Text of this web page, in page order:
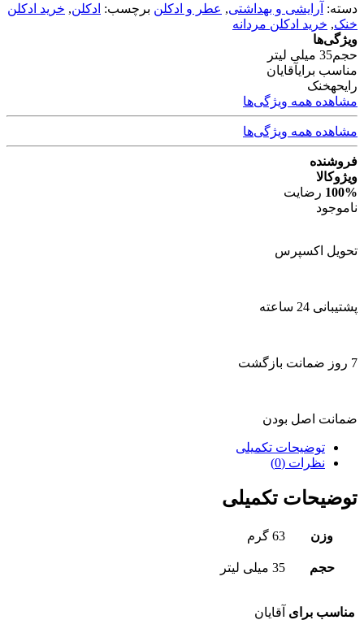
دسته: آرایشی و بهداشتی, عطر و ادکلن برچسب: ادکلن, خرید ادکلن
خنک, خرید ادکلن مردانه
ویژگی‌ها
حجم35 میلی لیتر
مناسب برایآقایان
رایحهخنک
مشاهده همه ویژگی‌ها
مشاهده همه ویژگی‌ها
فروشنده
ویژوکالا
100% رضایت
ناموجود
تحویل اکسپرس
پشتیبانی 24 ساعته
7 روز ضمانت بازگشت
ضمانت اصل بودن
توضیحات تکمیلی
نظرات (0)
توضیحات تکمیلی
وزن 63 گرم
حجم 35 میلی لیتر
مناسب برای آقایان